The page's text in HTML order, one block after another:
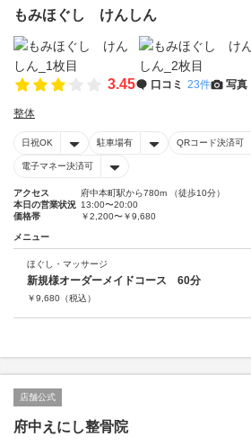
もみほぐし けんしん
3.45 口コミ 23件 写真
整体
日祝OK 駐車場有 QRコード決済可
電子マネー決済可
アクセス
府中本町駅から780m （徒歩10分）
本日の営業状況 13:00〜20:00
価格帯
￥2,200〜￥9,680
メニュー
ほぐし・マッサージ
新規様オーダーメイドコース 60分
￥9,680 （税込）
店舗公式
府中えにし整骨院